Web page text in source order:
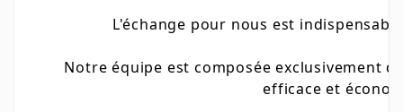
L'échange pour nous est
Notre équipe est composée exclusivement
efficace et